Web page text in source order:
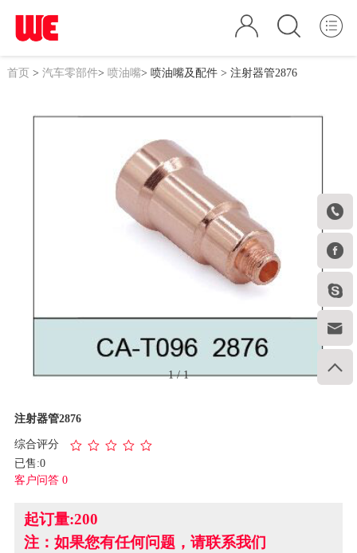





首页> 汽车零部件> 喷油嘴> 喷油嘴及配件> 注射器管2876
1/1
注射器管2876
综合评分
已售:0
客户问答 0
起订量:200
注：如果您有任何问题，请联系我们